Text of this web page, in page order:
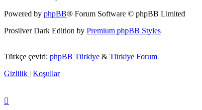
Powered by phpBB® Forum Software © phpBB Limited
Prosilver Dark Edition by Premium phpBB Styles
Türkçe çeviri: phpBB Türkiye & Türkiye Forum
Gizlilik | Koşullar